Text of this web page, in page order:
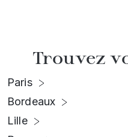
Trouvez
Paris
Bordeaux
Lille